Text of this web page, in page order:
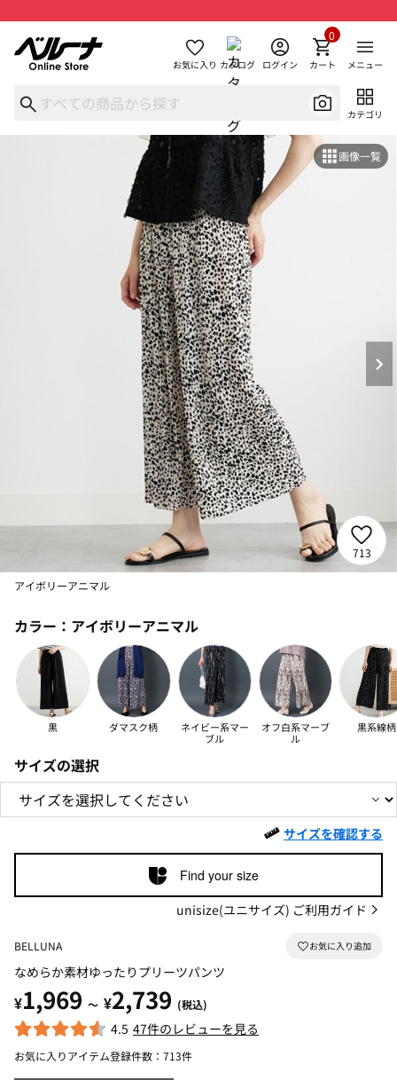
お気に入り カタログ ログイン カート
0
メニュー
カテゴリ
画像一覧
713
アイボリーアニマル
カラー： アイボリーアニマル
黒 ダマスク柄
ネイビー系マー
ブル
オフ白系マーブ
ル
黒系線柄
サイズの選択
サイズを確認する
Find your size
unisize(ユニサイズ) ご利用ガイド
BELLUNA
なめらか素材ゆったりプリーツパンツ
¥1,969 ～ ¥2,739 (税込)
4.5 47件のレビューを見る
お気に入りアイテム登録件数： 713件